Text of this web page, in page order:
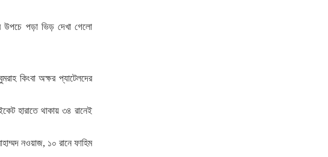
উপচে পড়া ভিড় দেখা গেলো
কিংবা অক্ষর প্যাটেলদের
হারাতে থাকায় ৩৪ রানেই
নওয়াজ, ১০ রানে ফাহিম